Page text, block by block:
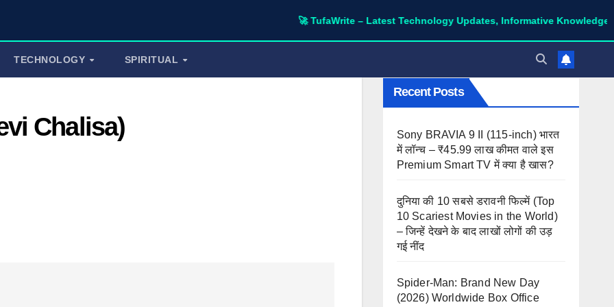
🚀 TufaWrite – Latest Technology Updates, Informative Knowledge &
TECHNOLOGY SPIRITUAL
Chalisa)
Recent Posts
Sony BRAVIA 9 II (115-inch) भारत
में लॉन्च – ₹45.99 लाख कीमत वाले इस
Premium Smart TV में क्या है खास?
दुनिया की 10 सबसे डरावनी फिल्में (Top
10 Scariest Movies in the World)
– जिन्हें देखने के बाद लाखों लोगों की उड़
गई नींद
Spider-Man: Brand New Day
(2026) Worldwide Box Office